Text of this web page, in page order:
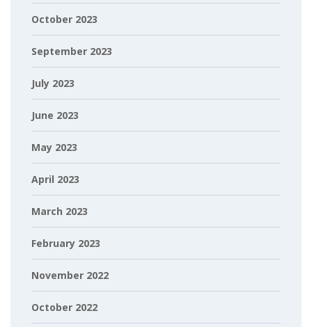
October 2023
September 2023
July 2023
June 2023
May 2023
April 2023
March 2023
February 2023
November 2022
October 2022